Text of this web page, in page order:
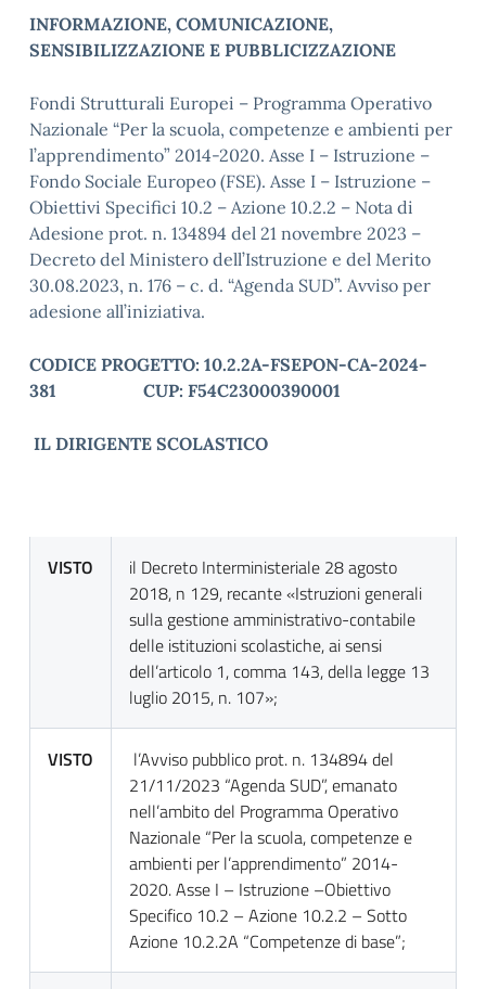
INFORMAZIONE, COMUNICAZIONE,
SENSIBILIZZAZIONE E PUBBLICIZZAZIONE
Fondi Strutturali Europei – Programma Operativo
Nazionale “Per la scuola, competenze e ambienti per
l’apprendimento” 2014-2020. Asse I – Istruzione –
Fondo Sociale Europeo (FSE). Asse I – Istruzione –
Obiettivi Specifici 10.2 – Azione 10.2.2 – Nota di
Adesione prot. n. 134894 del 21 novembre 2023 –
Decreto del Ministero dell’Istruzione e del Merito
30.08.2023, n. 176 – c. d. “Agenda SUD”. Avviso per
adesione all’iniziativa.
CODICE PROGETTO: 10.2.2A-FSEPON-CA-2024-
381 CUP: F54C23000390001
IL DIRIGENTE SCOLASTICO
VISTO
il Decreto Interministeriale 28 agosto
2018, n 129, recante «Istruzioni generali
sulla gestione amministrativo-contabile
delle istituzioni scolastiche, ai sensi
dell’articolo 1, comma 143, della legge 13
luglio 2015, n. 107»;
VISTO
l’Avviso pubblico prot. n. 134894 del
21/11/2023 “Agenda SUD”, emanato
nell’ambito del Programma Operativo
Nazionale “Per la scuola, competenze e
ambienti per l’apprendimento” 2014-
2020. Asse I – Istruzione –Obiettivo
Specifico 10.2 – Azione 10.2.2 – Sotto
Azione 10.2.2A “Competenze di base”;